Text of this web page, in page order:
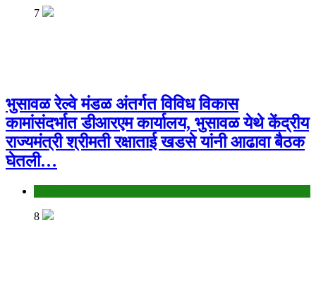
7
भुसावळ रेल्वे मंडळ अंतर्गत विविध विकास
कामांसंदर्भात डीआरएम कार्यालय, भुसावळ येथे केंद्रीय
राज्यमंत्री श्रीमती रक्षाताई खडसे यांनी आढावा बैठक
घेतली…
8